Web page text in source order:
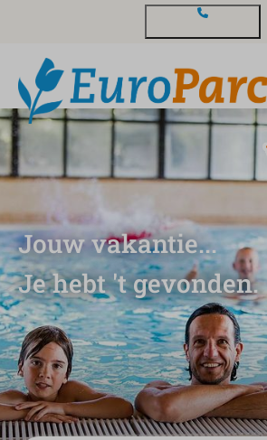
Jouw vakantie...
Je hebt 't gevonden.